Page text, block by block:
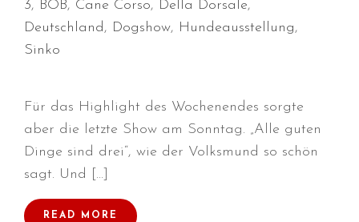
August 2025
3, BOB, Cane Corso, Della Dorsale,
Deutschland, Dogshow, Hundeausstellung,
Sinko
Für das Highlight des Wochenendes sorgte
aber die letzte Show am Sonntag. „Alle guten
Dinge sind drei“, wie der Volksmund so schön
sagt. Und […]
READ MORE